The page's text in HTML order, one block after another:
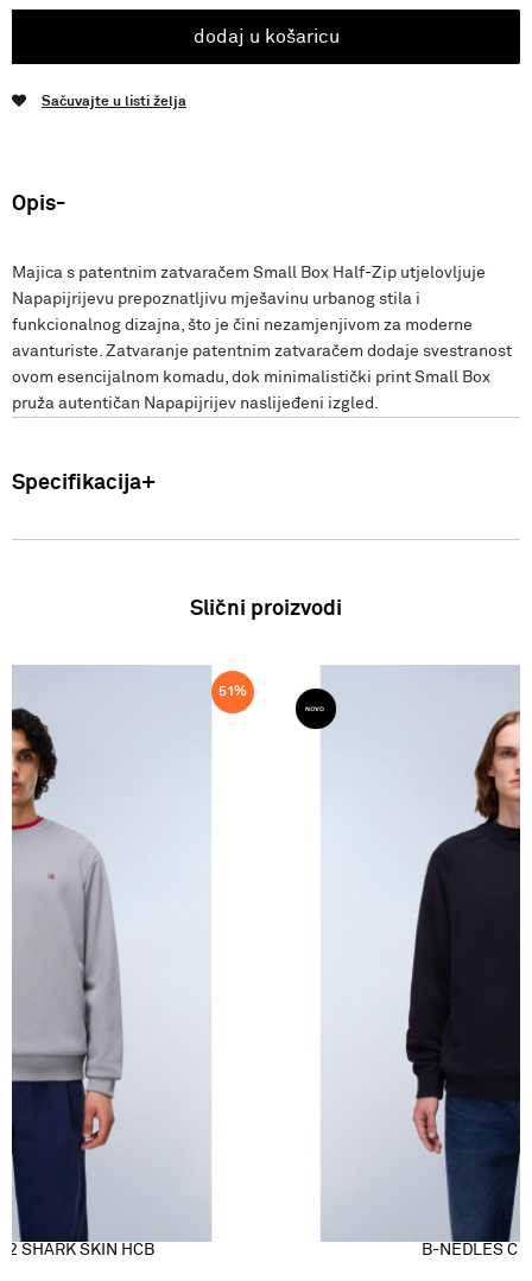
dodaj u košaricu
Sačuvajte u listi želja
Opis
Majica s patentnim zatvaračem Small Box Half-Zip utjelovljuje
Napapijrijevu prepoznatljivu mješavinu urbanog stila i
funkcionalnog dizajna, što je čini nezamjenjivom za moderne
avanturiste. Zatvaranje patentnim zatvaračem dodaje svestranost
ovom esencijalnom komadu, dok minimalistički print Small Box
pruža autentičan Napapijrijev naslijeđeni izgled.
Specifikacija
podrijetla: Bangladeš Sastav: 100% Pamuk FW25
Slični proizvodi
51%
2 SHARK SKIN HCB B-NEDLES C